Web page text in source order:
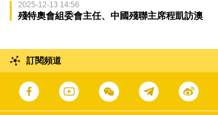
2025-12-13 14:56
殘特奧會組委會主任、中國殘聯主席程凱訪澳
訂閱頻道